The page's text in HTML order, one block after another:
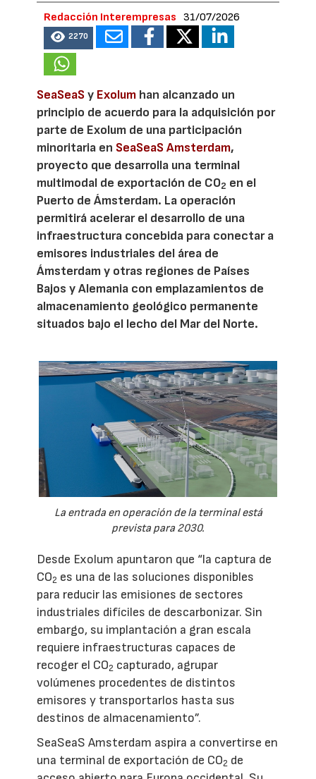
Redacción Interempresas 31/07/2026
2270
SeaSeaSy Exolum han alcanzado un
principio de acuerdo para la adquisición por
parte de Exolum de una participación
minoritaria en SeaSeaS Amsterdam,
proyecto que desarrolla una terminal
multimodal de exportación de CO2 en el
Puerto de Ámsterdam. La operación
permitirá acelerar el desarrollo de una
infraestructura concebida para conectar a
emisores industriales del área de
Ámsterdam y otras regiones de Países
Bajos y Alemania con emplazamientos de
almacenamiento geológico permanente
situados bajo el lecho del Mar del Norte.
La entrada en operación de la terminal está
prevista para 2030.
Desde Exolum apuntaron que “la captura de
CO2 es una de las soluciones disponibles
para reducir las emisiones de sectores
industriales difíciles de descarbonizar. Sin
embargo, su implantación a gran escala
requiere infraestructuras capaces de
recoger el CO2 capturado, agrupar
volúmenes procedentes de distintos
emisores y transportarlos hasta sus
destinos de almacenamiento”.
SeaSeaS Amsterdam aspira a convertirse en
una terminal de exportación de CO2 de